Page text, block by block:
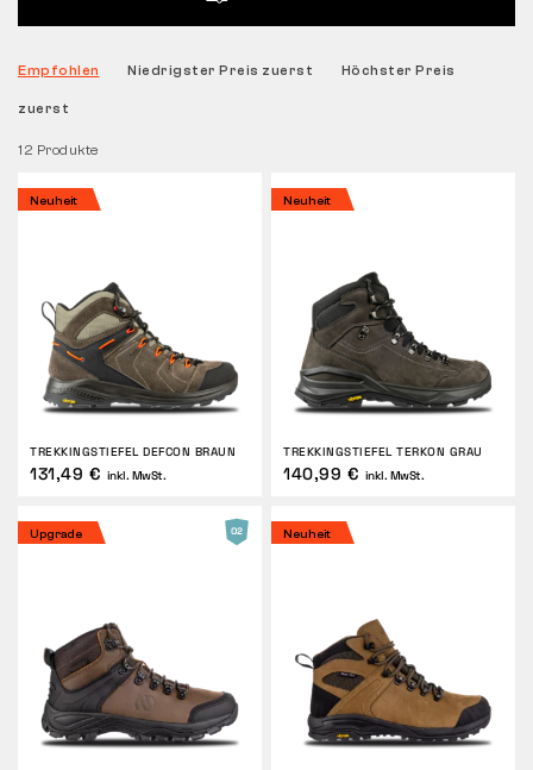
Tactical
Bekleidung
ÜBER UNS
BLOG
BENNON-LABOR
LADEN MIT BISTRO
12 Produkte
Empfohlen Niedrigster Preis zuerst Höchster Preis
zuerst
Neuheit
TREKKINGSTIEFEL DEFCON BRAUN
131,49 € inkl. MwSt.
Neuheit
TREKKINGSTIEFEL TERKON GRAU
140,99 € inkl. MwSt.
Upgrade Neuheit